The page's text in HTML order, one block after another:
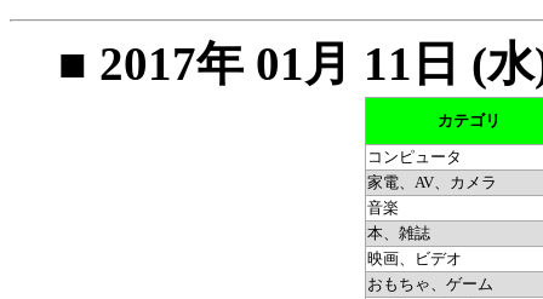
■ 2017年 01月 11日 (
カテゴリ
コンピュータ
家電、AV、カメラ
音楽
本、雑誌
映画、ビデオ
おもちゃ、ゲーム